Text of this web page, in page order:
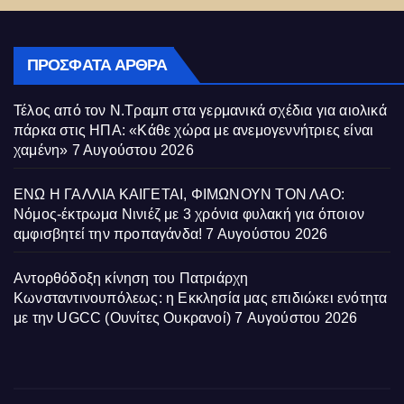
ΠΡΌΣΦΑΤΑ ΆΡΘΡΑ
Τέλος από τον Ν.Τραμπ στα γερμανικά σχέδια για αιολικά
πάρκα στις ΗΠΑ: «Κάθε χώρα με ανεμογεννήτριες είναι
χαμένη» 7 Αυγούστου 2026
ΕΝΩ Η ΓΑΛΛΙΑ ΚΑΙΓΕΤΑΙ, ΦΙΜΩΝΟΥΝ ΤΟΝ ΛΑΟ:
Νόμος-έκτρωμα Νινιέζ με 3 χρόνια φυλακή για όποιον
αμφισβητεί την προπαγάνδα! 7 Αυγούστου 2026
Αντορθόδοξη κίνηση του Πατριάρχη
Κωνσταντινουπόλεως: η Εκκλησία μας επιδιώκει ενότητα
με την UGCC (Ουνίτες Ουκρανοί) 7 Αυγούστου 2026